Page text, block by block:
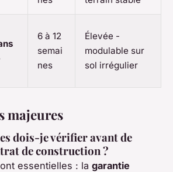
6 à 12
semai
nes
Élevée -
modulable sur
sol irrégulier
majeures
dois-je vérifier avant de
de construction ?
essentielles : la garantie